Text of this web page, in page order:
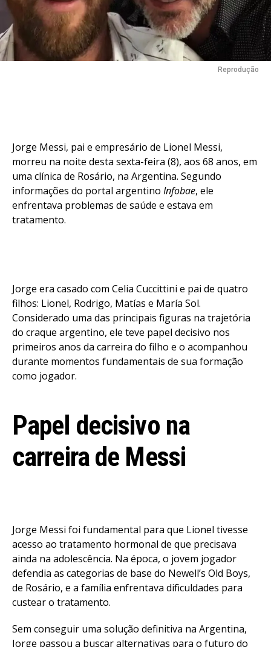
Reprodução
Jorge Messi, pai e empresário de Lionel Messi,
morreu na noite desta sexta-feira (8), aos 68 anos, em
uma clínica de Rosário, na Argentina. Segundo
informações do portal argentino Infobae, ele
enfrentava problemas de saúde e estava em
tratamento.
Jorge era casado com Celia Cuccittini e pai de quatro
filhos: Lionel, Rodrigo, Matías e María Sol.
Considerado uma das principais figuras na trajetória
do craque argentino, ele teve papel decisivo nos
primeiros anos da carreira do filho e o acompanhou
durante momentos fundamentais de sua formação
como jogador.
Papel decisivo na
carreira de Messi
Jorge Messi foi fundamental para que Lionel tivesse
acesso ao tratamento hormonal de que precisava
ainda na adolescência. Na época, o jovem jogador
defendia as categorias de base do Newell’s Old Boys,
de Rosário, e a família enfrentava dificuldades para
custear o tratamento.
Sem conseguir uma solução definitiva na Argentina,
Jorge passou a buscar alternativas para o futuro do